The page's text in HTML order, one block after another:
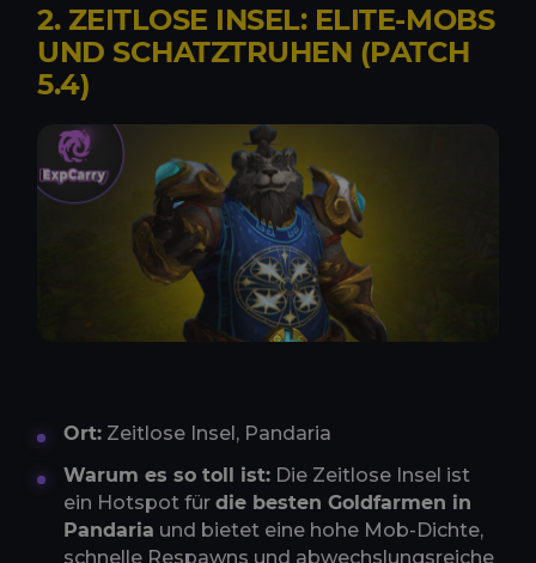
2. ZEITLOSE INSEL: ELITE-MOBS
UND SCHATZTRUHEN (PATCH
5.4)
Ort: Zeitlose Insel, Pandaria
Warum es so toll ist: Die Zeitlose Insel ist
ein Hotspot für die besten Goldfarmen in
Pandaria und bietet eine hohe Mob-Dichte,
schnelle Respawns und abwechslungsreiche